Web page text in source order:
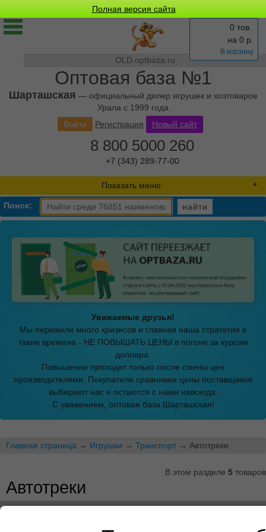
Полная версия сайта
OLD.optbaza.ru
Оптовая база №1
Шарташская — официальный дилер игрушек и хозтоваров
Урала с 1999 года
0 тов.
на 0 р.
В корзину
Войти Регистрация Новый сайт
8 800 5000 260
+7 (343) 289-77-00
Показать меню
Поиск: найти
Уважаемые друзья!
Мы пережили много кризисов и главная наша стратегия в
такие времена - НЕ ПОВЫШАТЬ ЦЕНЫ в погоне за курсом
доллара.
Повышение проходит только после смены цен
производителями. Покупатели сравнивая цены поставщиков
выбирают нас и остаются с нами навсегда.
С уважением, оптовая база Шарташская!
Главная страница → Игрушки → Транспорт → Автотреки
В этом разделе 5 товаров
Автотреки
←предыдущая